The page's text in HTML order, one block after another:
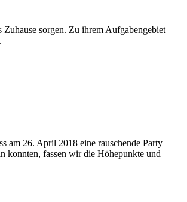
sorgen. Zu ihrem Aufgabengebiet
am 26. April 2018 eine rauschende Party
konnten, fassen wir die Höhepunkte und